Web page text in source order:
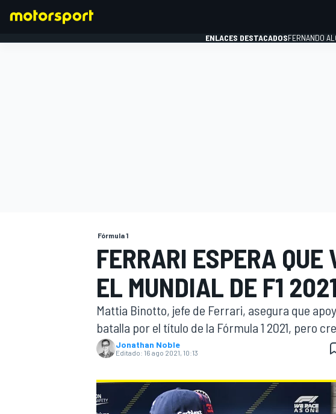
ENLACES DESTACADOSFERNANDO
Fórmula 1
FERRARI ESPERA QUE
EL MUNDIAL DE F1
Mattia Binotto, jefe de Ferrari, asegura que
batalla por el título de la Fórmula 1 2021, pero
Jonathan Noble
Editado: 16 ago 2021, 10:13